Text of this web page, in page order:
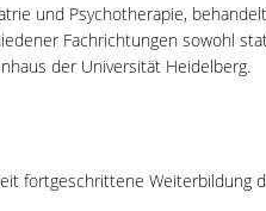
und Psychotherapie,
Fachrichtungen sowohl
der Universität Heidelberg.
fortgeschrittene Weiterbildung